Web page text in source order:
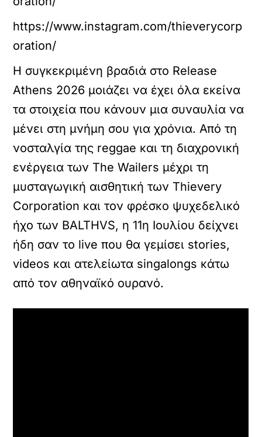
https://www.instagram.com/thieverycorp
oration/
Η συγκεκριμένη βραδιά στο Release
Athens 2026 μοιάζει να έχει όλα εκείνα
τα στοιχεία που κάνουν μια συναυλία να
μένει στη μνήμη σου για χρόνια. Από τη
νοσταλγία της reggae και τη διαχρονική
ενέργεια των The Wailers μέχρι τη
μυσταγωγική αισθητική των Thievery
Corporation και τον φρέσκο ψυχεδελικό
ήχο των BALTHVS, η 11η Ιουλίου δείχνει
ήδη σαν το live που θα γεμίσει stories,
videos και ατελείωτα singalongs κάτω
από τον αθηναϊκό ουρανό.